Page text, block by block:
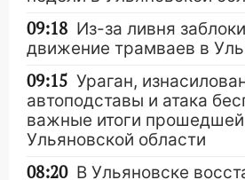
09:18 Из-за ливня
движение трамваев в
09:15 Ураган,
автоподставы и атака
важные итоги
Ульяновской области
08:20 В Ульяновске